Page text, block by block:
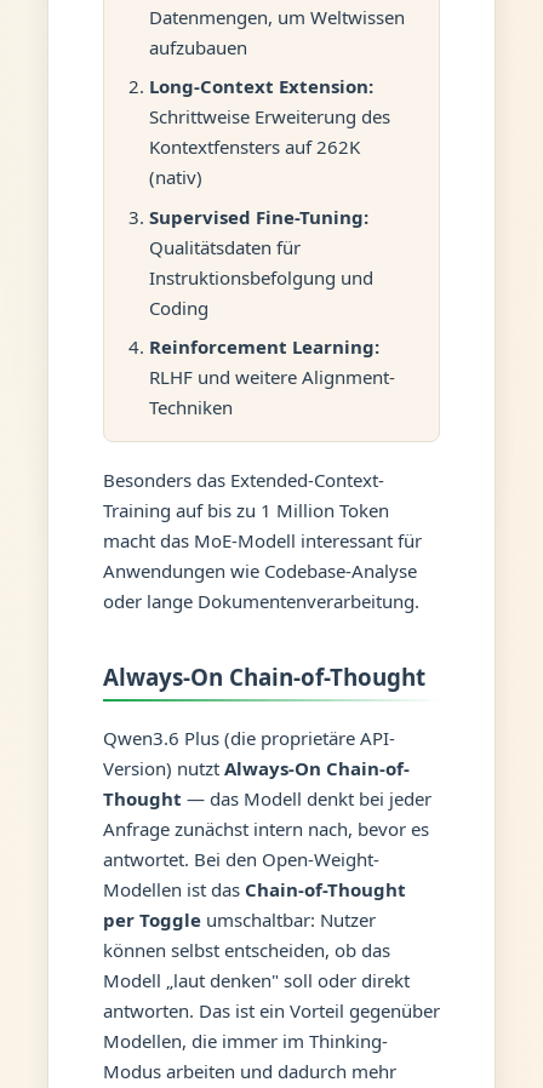
Datenmengen, um Weltwissen
aufzubauen
Long-Context Extension:
Schrittweise Erweiterung des
Kontextfensters auf 262K
(nativ)
Supervised Fine-Tuning:
Qualitätsdaten für
Instruktionsbefolgung und
Coding
Reinforcement Learning:
RLHF und weitere Alignment-
Techniken
Besonders das Extended-Context-
Training auf bis zu 1 Million Token
macht das MoE-Modell interessant für
Anwendungen wie Codebase-Analyse
oder lange Dokumentenverarbeitung.
Always-On Chain-of-Thought
Qwen3.6 Plus (die proprietäre API-
Version) nutzt Always-On Chain-of-
Thought — das Modell denkt bei jeder
Anfrage zunächst intern nach, bevor es
antwortet. Bei den Open-Weight-
Modellen ist das Chain-of-Thought
per Toggleumschaltbar: Nutzer
können selbst entscheiden, ob das
Modell „laut denken" soll oder direkt
antworten. Das ist ein Vorteil gegenüber
Modellen, die immer im Thinking-
Modus arbeiten und dadurch mehr